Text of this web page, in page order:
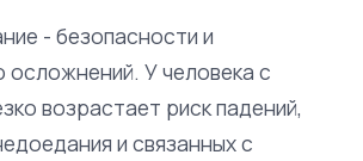
- безопасности и
У человека с
возрастает риск падений,
и связанных с